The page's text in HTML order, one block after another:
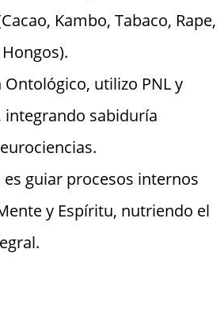
Kambo, Tabaco, Rape,
Ontológico, utilizo PNL y
integrando sabiduría
guiar procesos internos
y Espíritu, nutriendo el